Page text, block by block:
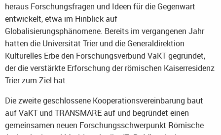
heraus Forschungsfragen und Ideen für die Gegenwart
entwickelt, etwa im Hinblick auf
Globalisierungsphänomene. Bereits im vergangenen Jahr
hatten die Universität Trier und die Generaldirektion
Kulturelles Erbe den Forschungsverbund VaKT gegründet,
der die verstärkte Erforschung der römischen Kaiserresidenz
Trier zum Ziel hat.
Die zweite geschlossene Kooperationsvereinbarung baut
auf VaKT und TRANSMARE auf und begründet einen
gemeinsamen neuen Forschungsschwerpunkt Römische